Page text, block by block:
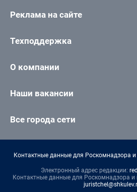
Реклама на сайте
Техподдержка
О компании
Наши вакансии
Все города сети
Контактные данные для Роскомнадзора и
Электронный адрес редакции:
Контактные данные для Роскомнадзора и